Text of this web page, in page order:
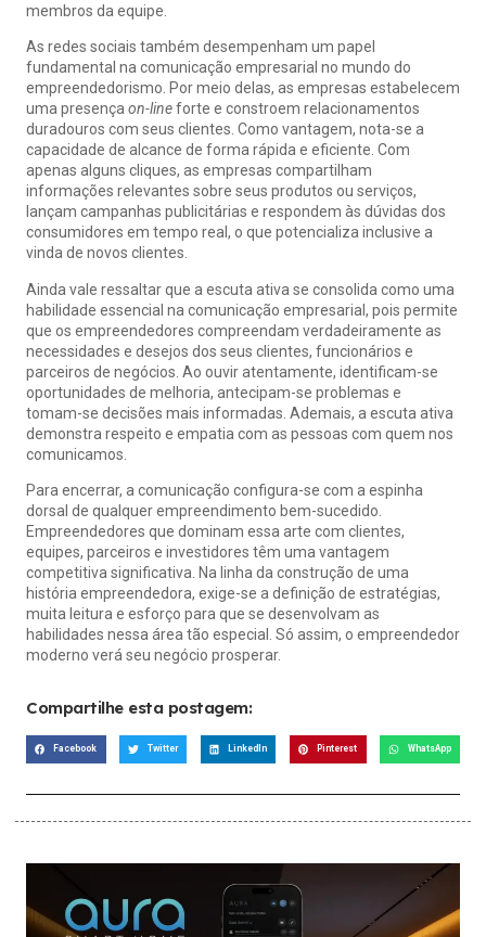
membros da equipe.
As redes sociais também desempenham um papel
fundamental na comunicação empresarial no mundo do
empreendedorismo. Por meio delas, as empresas estabelecem
uma presença on-lineforte e constroem relacionamentos
duradouros com seus clientes. Como vantagem, nota-se a
capacidade de alcance de forma rápida e eficiente. Com
apenas alguns cliques, as empresas compartilham
informações relevantes sobre seus produtos ou serviços,
lançam campanhas publicitárias e respondem às dúvidas dos
consumidores em tempo real, o que potencializa inclusive a
vinda de novos clientes.
Ainda vale ressaltar que a escuta ativa se consolida como uma
habilidade essencial na comunicação empresarial, pois permite
que os empreendedores compreendam verdadeiramente as
necessidades e desejos dos seus clientes, funcionários e
parceiros de negócios. Ao ouvir atentamente, identificam-se
oportunidades de melhoria, antecipam-se problemas e
tomam-se decisões mais informadas. Ademais, a escuta ativa
demonstra respeito e empatia com as pessoas com quem nos
comunicamos.
Para encerrar, a comunicação configura-se com a espinha
dorsal de qualquer empreendimento bem-sucedido.
Empreendedores que dominam essa arte com clientes,
equipes, parceiros e investidores têm uma vantagem
competitiva significativa. Na linha da construção de uma
história empreendedora, exige-se a definição de estratégias,
muita leitura e esforço para que se desenvolvam as
habilidades nessa área tão especial. Só assim, o empreendedor
moderno verá seu negócio prosperar.
Compartilhe esta postagem:
Facebook Twitter LinkedIn Pinterest WhatsApp